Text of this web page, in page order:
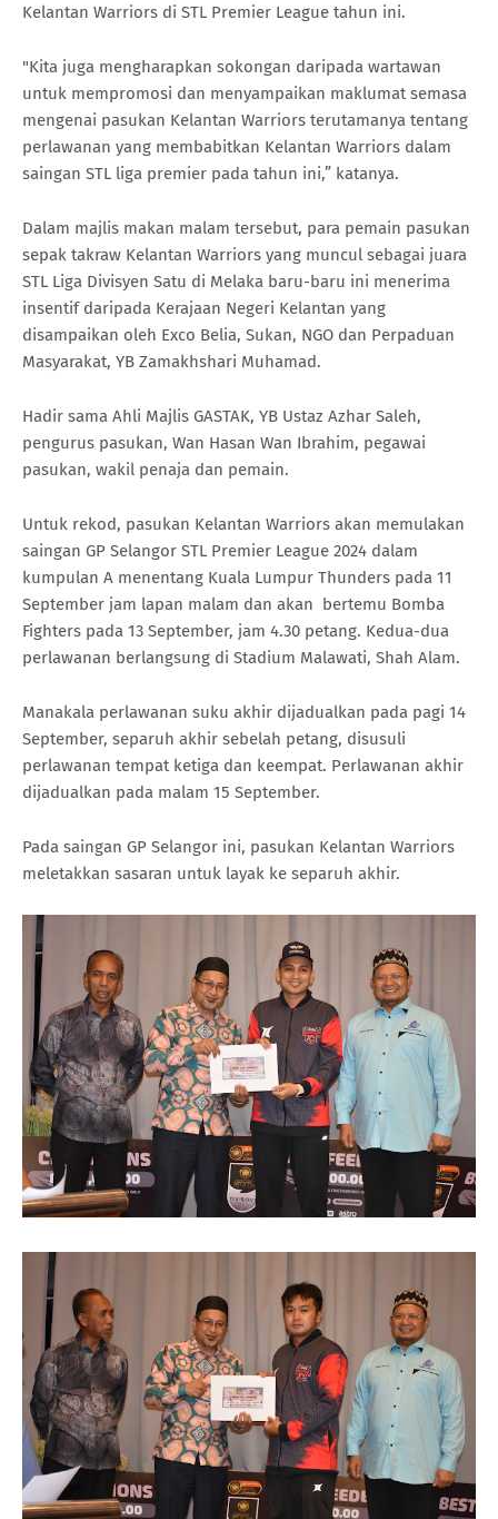
Kelantan Warriors di STL Premier League tahun ini.
"Kita juga mengharapkan sokongan daripada wartawan
untuk mempromosi dan menyampaikan maklumat semasa
mengenai pasukan Kelantan Warriors terutamanya tentang
perlawanan yang membabitkan Kelantan Warriors dalam
saingan STL liga premier pada tahun ini,” katanya.
Dalam majlis makan malam tersebut, para pemain pasukan
sepak takraw Kelantan Warriors yang muncul sebagai juara
STL Liga Divisyen Satu di Melaka baru-baru ini menerima
insentif daripada Kerajaan Negeri Kelantan yang
disampaikan oleh Exco Belia, Sukan, NGO dan Perpaduan
Masyarakat, YB Zamakhshari Muhamad.
Hadir sama Ahli Majlis GASTAK, YB Ustaz Azhar Saleh,
pengurus pasukan, Wan Hasan Wan Ibrahim, pegawai
pasukan, wakil penaja dan pemain.
Untuk rekod, pasukan Kelantan Warriors akan memulakan
saingan GP Selangor STL Premier League 2024 dalam
kumpulan A menentang Kuala Lumpur Thunders pada 11
September jam lapan malam dan akan bertemu Bomba
Fighters pada 13 September, jam 4.30 petang. Kedua-dua
perlawanan berlangsung di Stadium Malawati, Shah Alam.
Manakala perlawanan suku akhir dijadualkan pada pagi 14
September, separuh akhir sebelah petang, disusuli
perlawanan tempat ketiga dan keempat. Perlawanan akhir
dijadualkan pada malam 15 September.
Pada saingan GP Selangor ini, pasukan Kelantan Warriors
meletakkan sasaran untuk layak ke separuh akhir.